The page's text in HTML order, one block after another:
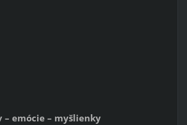
– emócie – myšlienky